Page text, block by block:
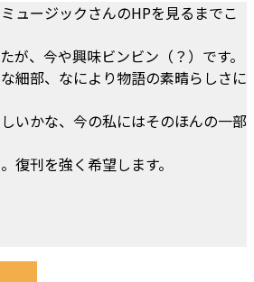
ュージックさんのHPを見るまでこ
が、今や興味ビンビン（？）です。
細部、なにより物語の素晴らしさに
いかな、今の私にはそのほんの一部
復刊を強く希望します。